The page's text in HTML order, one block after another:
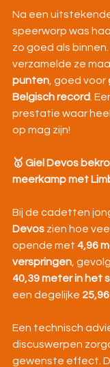
Na een
speerworp was
zo goed als
verzamelde ze
punten , goed voor
Belgisch record .
prestatie waar
op mag zijn!
🥇 Giel Devos
meerkamp met
Bij de cadetten
Devos zien hoe
opende met 4,96
verspringen ,
40,39 meter in het
een degelijke
Een technisch
discuswerpen
gewenste effect.